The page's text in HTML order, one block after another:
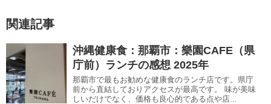
関連記事
沖縄健康食：那覇市：樂園CAFE（県
庁前）ランチの感想 2025年
那覇市で最もお勧めな健康食のランチ店です。県庁
前から直結しておりアクセスが最高です。 味が美味
しいだけでなく、価格も良心的である点や店...